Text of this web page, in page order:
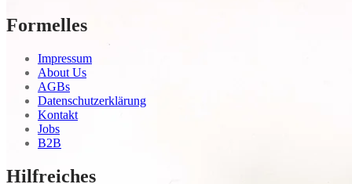
Formelles
Impressum
About Us
AGBs
Datenschutzerklärung
Kontakt
Jobs
B2B
Hilfreiches